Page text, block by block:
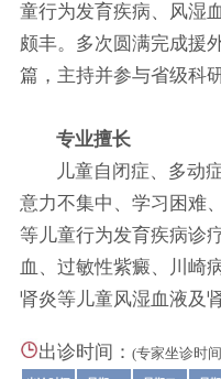
童行为发育疾病、风湿
颇丰。多次圆满完成援
篇，主持并参与省级科
专业擅长
儿童自闭症、多动
意力不集中、学习困难
等儿童行为发育疾病诊
血、过敏性紫癜、川崎
肾炎等儿童风湿血液及
出诊时间： (专家坐诊时